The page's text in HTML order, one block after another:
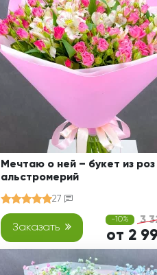
Мечтаю о ней – букет из роз
альстромерий
27
Заказать
-10% 3
от 2